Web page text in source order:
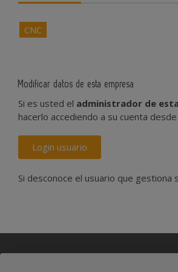
CNC
Modificar datos de esta empresa
Si es usted el administrador de
hacerlo accediendo a su cuenta desde
Login usuario
Si desconoce el usuario que